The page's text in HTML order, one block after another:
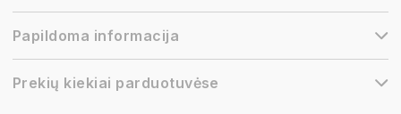
Papildoma informacija
Prekių kiekiai parduotuvėse